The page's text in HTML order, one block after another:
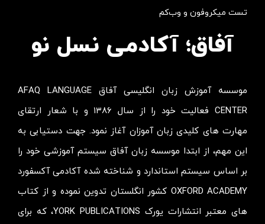
تست میکروفون و وب‌کم
آفاق؛ آکادمی نسل نو
موسسه آموزش زبان انگلیسی آفاق AFAQ LANGUAGE
CENTER فعالیت خود را از سال ۱۳۸۶ و با شعار ارتقای
مهارت های کلیدی زبان آموزان آغاز نمود. جهت دستیابی به
این مهم، از ابتدا موسسه زبان آفاق سیستم آموزشی خود را
بر اساس سیستم استاندارد و شناخته شده آکادمی آکسفورد
OXFORD ACADEMY کشور انگلستان تدوین نموده و از کتاب
های معتبر انتشارات یورک YORK PUBLICATIONS، که برای